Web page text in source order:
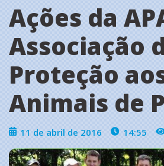
Ações da
Associação
Proteção
Animais de
11 de abril de 2016 14:55